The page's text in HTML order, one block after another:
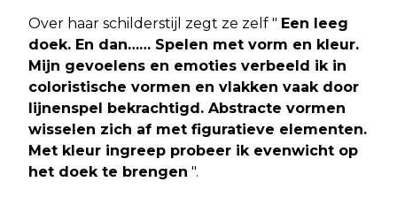
Over haar schilderstijl zegt ze zelf " Een leeg
doek. En dan…… Spelen met vorm en kleur.
Mijn gevoelens en emoties verbeeld ik in
coloristische vormen en vlakken vaak door
lijnenspel bekrachtigd. Abstracte vormen
wisselen zich af met figuratieve elementen.
Met kleur ingreep probeer ik evenwicht op
het doek te brengen ".